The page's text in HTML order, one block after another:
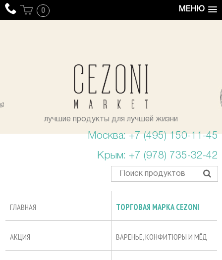
МЕНЮ
0
лучшие продукты для лучшей жизни
Москва: +7 (495) 150-11-45
Крым: +7 (978) 735-32-42
ГЛАВНАЯ ТОРГОВАЯ МАРКА CEZONI
АКЦИЯ ВАРЕНЬЕ, КОНФИТЮРЫ И МЁД